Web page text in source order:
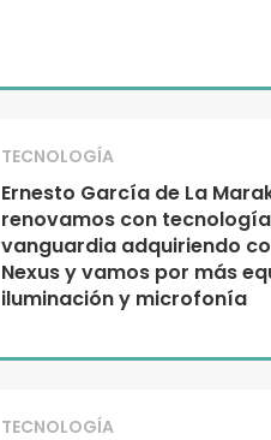
TECNOLOGÍA
Ernesto García de La
renovamos con
vanguardia adquiriendo
Nexus y vamos por más
iluminación y microfonía
TECNOLOGÍA